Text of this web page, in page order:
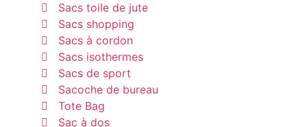
Sacs toile de jute
Sacs shopping
Sacs à cordon
Sacs isothermes
Sacs de sport
Sacoche de bureau
Tote Bag
Sac à dos